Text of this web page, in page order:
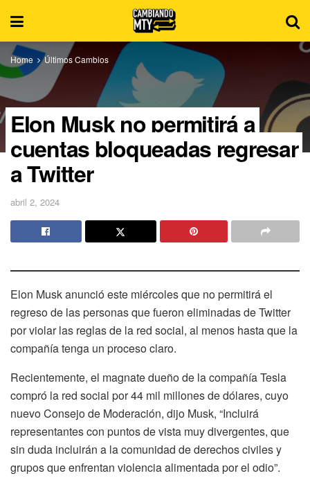
Home Últimos Cambios
Elon Musk no permitirá a
cuentas bloqueadas regresar
a Twitter
abril 2, 2024
Elon Musk anunció este miércoles que no permitirá el
regreso de las personas que fueron eliminadas de Twitter
por violar las reglas de la red social, al menos hasta que la
compañía tenga un proceso claro.
Recientemente, el magnate dueño de la compañía Tesla
compró la red social por 44 mil millones de dólares, cuyo
nuevo Consejo de Moderación, dijo Musk, “Incluirá
representantes con puntos de vista muy divergentes, que
sin duda incluirán a la comunidad de derechos civiles y
grupos que enfrentan violencia alimentada por el odio”.